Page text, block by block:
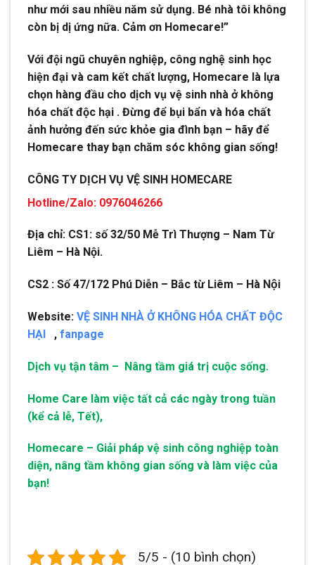
như mới sau nhiều năm sử dụng. Bé nhà tôi không
còn bị dị ứng nữa. Cảm ơn Homecare!”
Với đội ngũ chuyên nghiệp, công nghệ sinh học
hiện đại và cam kết chất lượng, Homecare là lựa
chọn hàng đầu cho dịch vụ vệ sinh nhà ở không
hóa chất độc hại . Đừng để bụi bẩn và hóa chất
ảnh hưởng đến sức khỏe gia đình bạn – hãy để
Homecare thay bạn chăm sóc không gian sống!
CÔNG TY DỊCH VỤ VỆ SINH HOMECARE
Hotline/Zalo: 0976046266
Địa chỉ: CS1: số 32/50 Mễ Trì Thượng – Nam Từ
Liêm – Hà Nội.
CS2 : Số 47/172 Phú Diễn – Bắc từ Liêm – Hà Nội
Website: VỆ SINH NHÀ Ở KHÔNG HÓA CHẤT ĐỘC
HẠI
, fanpage
Dịch vụ tận tâm – Nâng tầm giá trị cuộc sống.
Home Care làm việc tất cả các ngày trong tuần
(kể cả lễ, Tết),
Homecare – Giải pháp vệ sinh công nghiệp toàn
diện, nâng tầm không gian sống và làm việc của
bạn!
5/5 - (10 bình chọn)